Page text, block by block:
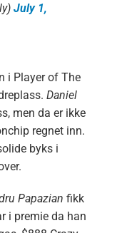
July 1,
i Player of The
Daniel
men da er ikke
regnet inn.
byks i
Papazian fikk
i premie da han